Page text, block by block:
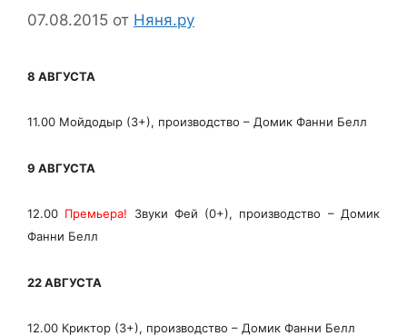
07.08.2015 от Няня.ру
8 АВГУСТА
11.00 Мойдодыр (3+), производство – Домик Фанни Белл
9 АВГУСТА
12.00 Премьера! Звуки Фей (0+), производство – Домик
Фанни Белл
22 АВГУСТА
12.00 Криктор (3+), производство – Домик Фанни Белл